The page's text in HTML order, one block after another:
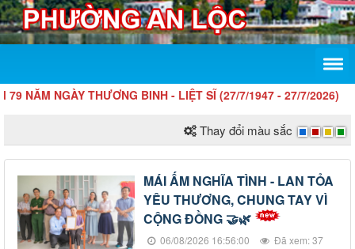
NGÀY THƯƠNG BINH - LIỆT SĨ (27/7/1947 - 27/7/2026)
Thay đổi màu sắc
MÁI ẤM NGHĨA TÌNH - LAN TỎA
YÊU THƯƠNG, CHUNG TAY VÌ
CỘNG ĐỒNG 🤝🌿
06/08/2026 16:56:00 Đã xem: 37